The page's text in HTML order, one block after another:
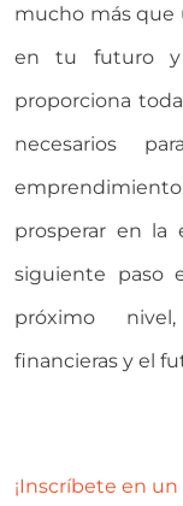
mucho más que
en tu futuro
proporciona
necesarios
prosperar en la
siguiente paso
próximo
financieras y el
¡Inscríbete en